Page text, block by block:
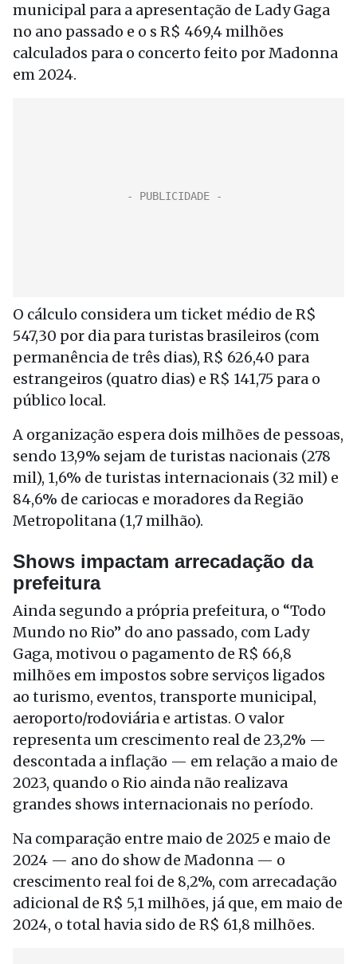
municipal para a apresentação de Lady Gaga
no ano passado e o s R$ 469,4 milhões
calculados para o concerto feito por Madonna
em 2024.
O cálculo considera um ticket médio de R$
547,30 por dia para turistas brasileiros (com
permanência de três dias), R$ 626,40 para
estrangeiros (quatro dias) e R$ 141,75 para o
público local.
A organização espera dois milhões de pessoas,
sendo 13,9% sejam de turistas nacionais (278
mil), 1,6% de turistas internacionais (32 mil) e
84,6% de cariocas e moradores da Região
Metropolitana (1,7 milhão).
Shows impactam arrecadação da
prefeitura
Ainda segundo a própria prefeitura, o “Todo
Mundo no Rio” do ano passado, com Lady
Gaga, motivou o pagamento de R$ 66,8
milhões em impostos sobre serviços ligados
ao turismo, eventos, transporte municipal,
aeroporto/rodoviária e artistas. O valor
representa um crescimento real de 23,2% —
descontada a inflação — em relação a maio de
2023, quando o Rio ainda não realizava
grandes shows internacionais no período.
Na comparação entre maio de 2025 e maio de
2024 — ano do show de Madonna — o
crescimento real foi de 8,2%, com arrecadação
adicional de R$ 5,1 milhões, já que, em maio de
2024, o total havia sido de R$ 61,8 milhões.